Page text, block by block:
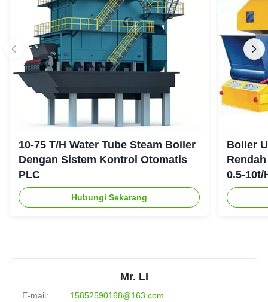
10-75 T/H Water Tube Steam Boiler
Dengan Sistem Kontrol Otomatis
PLC
Hubungi Sekarang
Boiler
0.5-10t/
Mr. LI
E-mail: 15852590168@163.com